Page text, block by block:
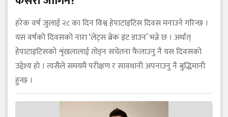
हरेक वर्ष जुलाई २८ का दिन विश्व हेपाटाइटिस दिवस मनाउने गरिन्छ ।
यस वर्षको दिवसको नारा ‘लेट्स ब्रेक इट डाउन’ भन्ने छ । अर्थात्
हेपाटाइटिसको शृंखलालाई तोड्न सचेतना फैलाउनु नै यस दिवसको
उद्देश्य हो । त्यसैले समयमै परीक्षण र सावधानी अपनाउनु नै बुद्धिमानी
हुन्छ ।